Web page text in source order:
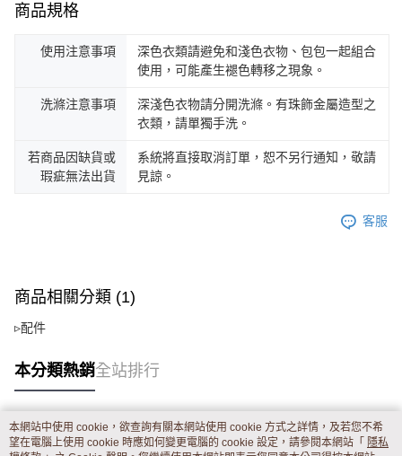
商品規格
使用注意事項
深色衣類請避免和淺色衣物、包包一起組合
使用，可能產生褪色轉移之現象。
洗滌注意事項
深淺色衣物請分開洗滌。有珠飾金屬造型之
衣類，請單獨手洗。
若商品因缺貨或
瑕疵無法出貨
系統將直接取消訂單，恕不另行通知，敬請
見諒。
客服
商品相關分類 (1)
▹配件
本分類熱銷全站排行
熱門標籤
本網站中使用 cookie，欲查詢有關本網站使用 cookie 方式之詳情，及若您不希
望在電腦上使用 cookie 時應如何變更電腦的 cookie 設定，請參閱本網站「 隱私